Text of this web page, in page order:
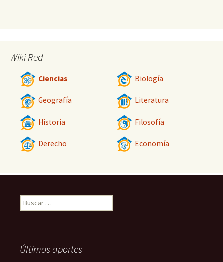
Wiki Red
Ciencias Biología
Geografía Literatura
Historia Filosofía
Derecho Economía
Buscar:
Últimos aportes